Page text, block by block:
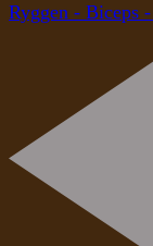
Ryggen - Biceps